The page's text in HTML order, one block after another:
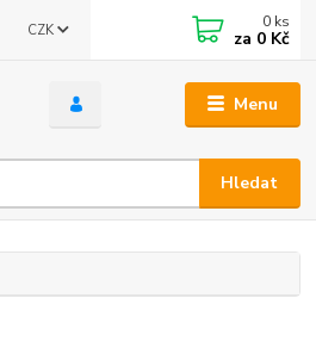
Menu
CZK
Hledat
0 ks
za 0 Kč